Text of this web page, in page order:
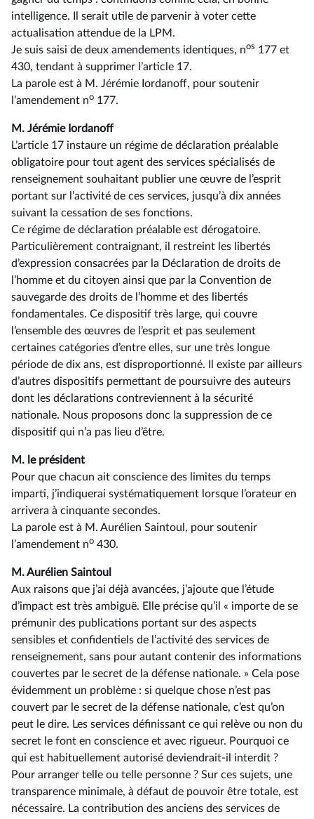
intelligence. Il serait utile de parvenir à voter cette
actualisation attendue de la LPM.
Je suis saisi de deux amendements identiques, nos 177 et
430, tendant à supprimer l’article 17.
La parole est à M. Jérémie Iordanoff, pour soutenir
l’amendement no 177.
M. Jérémie Iordanoff
L’article 17 instaure un régime de déclaration préalable
obligatoire pour tout agent des services spécialisés de
renseignement souhaitant publier une œuvre de l’esprit
portant sur l’activité de ces services, jusqu’à dix années
suivant la cessation de ses fonctions.
Ce régime de déclaration préalable est dérogatoire.
Particulièrement contraignant, il restreint les libertés
d’expression consacrées par la Déclaration de droits de
l’homme et du citoyen ainsi que par la Convention de
sauvegarde des droits de l’homme et des libertés
fondamentales. Ce dispositif très large, qui couvre
l’ensemble des œuvres de l’esprit et pas seulement
certaines catégories d’entre elles, sur une très longue
période de dix ans, est disproportionné. Il existe par ailleurs
d’autres dispositifs permettant de poursuivre des auteurs
dont les déclarations contreviennent à la sécurité
nationale. Nous proposons donc la suppression de ce
dispositif qui n’a pas lieu d’être.
M. le président
Pour que chacun ait conscience des limites du temps
imparti, j’indiquerai systématiquement lorsque l’orateur en
arrivera à cinquante secondes.
La parole est à M. Aurélien Saintoul, pour soutenir
l’amendement no 430.
M. Aurélien Saintoul
Aux raisons que j’ai déjà avancées, j’ajoute que l’étude
d’impact est très ambiguë. Elle précise qu’il « importe de se
prémunir des publications portant sur des aspects
sensibles et confidentiels de l’activité des services de
renseignement, sans pour autant contenir des informations
couvertes par le secret de la défense nationale. » Cela pose
évidemment un problème : si quelque chose n’est pas
couvert par le secret de la défense nationale, c’est qu’on
peut le dire. Les services définissant ce qui relève ou non du
secret le font en conscience et avec rigueur. Pourquoi ce
qui est habituellement autorisé deviendrait-il interdit ?
Pour arranger telle ou telle personne ? Sur ces sujets, une
transparence minimale, à défaut de pouvoir être totale, est
nécessaire. La contribution des anciens des services de